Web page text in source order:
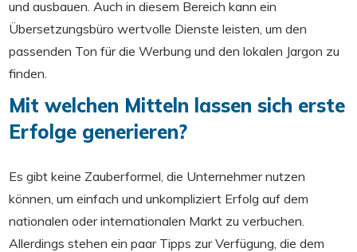
und ausbauen. Auch in diesem Bereich kann ein
Übersetzungsbüro wertvolle Dienste leisten, um den
passenden Ton für die Werbung und den lokalen Jargon zu
finden.
Mit welchen Mitteln lassen sich erste
Erfolge generieren?
Es gibt keine Zauberformel, die Unternehmer nutzen
können, um einfach und unkompliziert Erfolg auf dem
nationalen oder internationalen Markt zu verbuchen.
Allerdings stehen ein paar Tipps zur Verfügung, die dem